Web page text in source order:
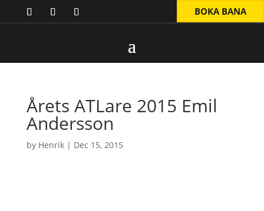
BOKA BANA
Årets ATLare 2015 Emil
Andersson
by Henrik| Dec 15, 2015